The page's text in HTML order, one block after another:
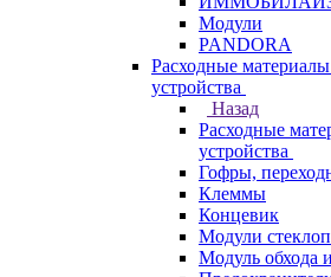
Модули
PANDORA
Расходные
устройства
Назад
Расходные
устройства
Гофры,
Клеммы
Концевик
Модули
Модуль обхода